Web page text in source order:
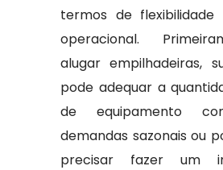
termos de flexibilidade
operacional.
alugar empilhadeiras,
pode adequar a
de equipamento
demandas sazonais ou
precisar fazer um